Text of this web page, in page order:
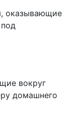
оказывающие
вокруг
домашнего